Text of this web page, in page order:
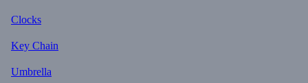
Clocks
Key Chain
Umbrella